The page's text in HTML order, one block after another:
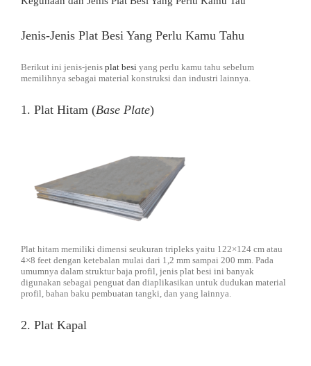
Jenis-Jenis Plat Besi Yang Perlu Kamu Tahu
Berikut ini jenis-jenis plat besi yang perlu kamu tahu sebelum
memilihnya sebagai material konstruksi dan industri lainnya.
1. Plat Hitam (Base Plate)
Plat hitam memiliki dimensi seukuran tripleks yaitu 122×124 cm atau
4×8 feet dengan ketebalan mulai dari 1,2 mm sampai 200 mm. Pada
umumnya dalam struktur baja profil, jenis plat besi ini banyak
digunakan sebagai penguat dan diaplikasikan untuk dudukan material
profil, bahan baku pembuatan tangki, dan yang lainnya.
2. Plat Kapal